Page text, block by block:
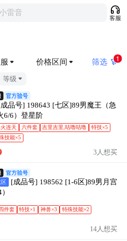
雷音
客服
价格区间 筛选 1
等级
号] 198643 [七区]89男魔王（急
6/6）登星阶
连天 六件套 吉里吉里,咕噜咕噜
特技×5
技能×5
3人想买
区
[成品号] 198562 [1-6区]89男月宫
四件套 特技×1 神兽×3 特殊技能×2
14人想买